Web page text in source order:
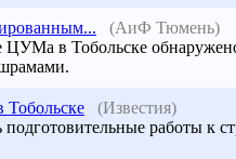
(АиФ Тюмень)
ЦУМа в Тобольске
Тобольске
(Известия)
работы к